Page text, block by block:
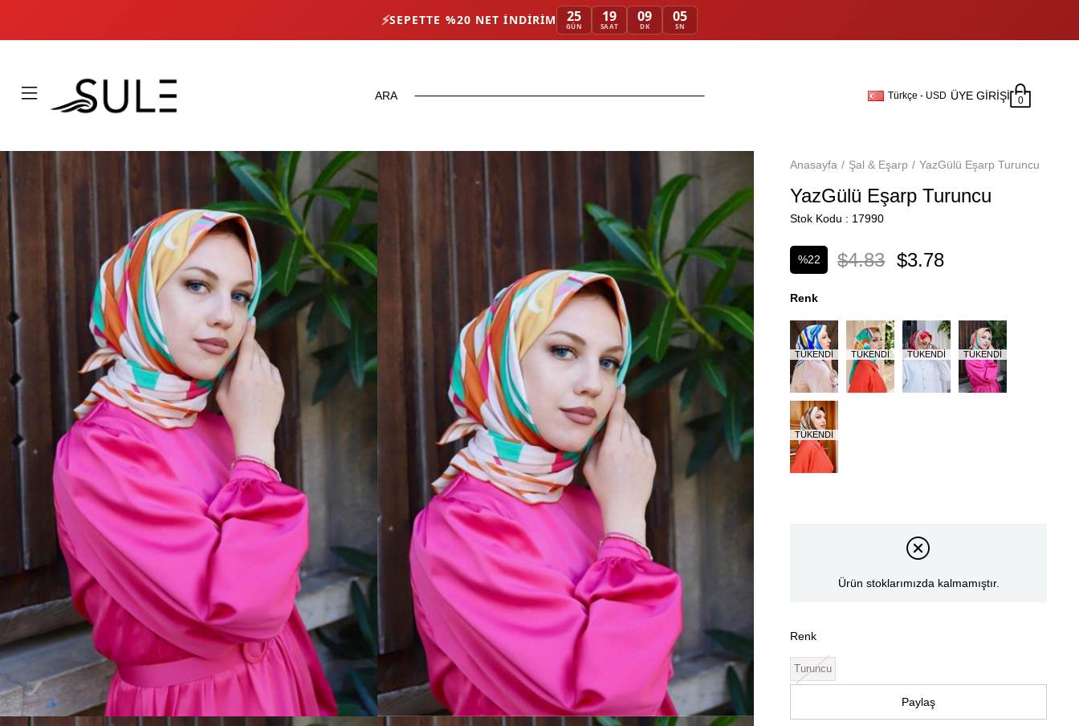
⚡SEPETTE %20 NET İNDIRIM 25
GÜN
19
SAAT
09
DK
05
SN
Türkçe - USD ÜYE GIRIŞI 0
Anasayfa Şal & Eşarp YazGülü Eşarp Turuncu
YazGülü Eşarp Turuncu
Stok Kodu 17990
%22 $4.83 $3.78
Renk
TÜKENDI TÜKENDI TÜKENDI TÜKENDI
TÜKENDI
Ürün stoklarımızda kalmamıştır.
Renk
Turuncu
Paylaş